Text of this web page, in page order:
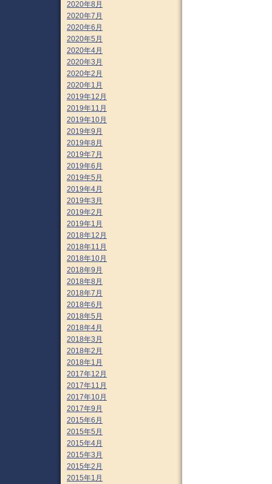
2020年8月
2020年7月
2020年6月
2020年5月
2020年4月
2020年3月
2020年2月
2020年1月
2019年12月
2019年11月
2019年10月
2019年9月
2019年8月
2019年7月
2019年6月
2019年5月
2019年4月
2019年3月
2019年2月
2019年1月
2018年12月
2018年11月
2018年10月
2018年9月
2018年8月
2018年7月
2018年6月
2018年5月
2018年4月
2018年3月
2018年2月
2018年1月
2017年12月
2017年11月
2017年10月
2017年9月
2015年6月
2015年5月
2015年4月
2015年3月
2015年2月
2015年1月